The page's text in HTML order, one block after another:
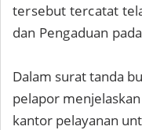
tersebut tercatat
dan Pengaduan
Dalam surat tanda
pelapor
kantor pelayanan